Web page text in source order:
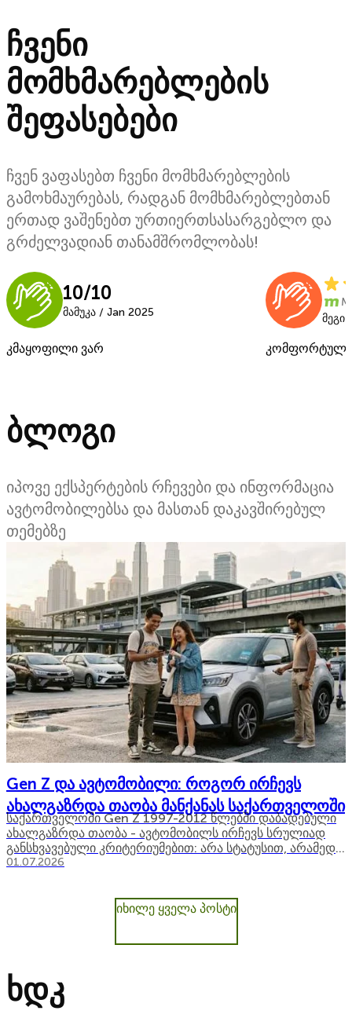
ჩვენი
მომხმარებლების
შეფასებები
ჩვენ ვაფასებთ ჩვენი მომხმარებლების
გამოხმაურებას, რადგან მომხმარებლებთან
ერთად ვაშენებთ ურთიერთსასარგებლო და
გრძელვადიან თანამშრომლობას!
10/10
მამუკა / Jan 2025
კმაყოფილი ვარ
მეგი
ბლოგი
იპოვე ექსპერტების რჩევები და ინფორმაცია
ავტომობილებსა და მასთან დაკავშირებულ
თემებზე
Gen Z და ავტომობილი: როგორ ირჩევს
ახალგაზრდა თაობა მანქანას საქართველოში
საქართველოში Gen Z 1997-2012 წლებში დაბადებული
ახალგაზრდა თაობა - ავტომობილს ირჩევს სრულიად
განსხვავებული კრიტერიუმებით: არა სტატუსით, არამედ
ეკონომიურობით, ტექნოლოგიით და მოქნილი
გამოარჩევს. ავტომობილის მიმართ დამოკიდებულება
01.07.2026
იხილე ყველა პოსტი
ხდკ